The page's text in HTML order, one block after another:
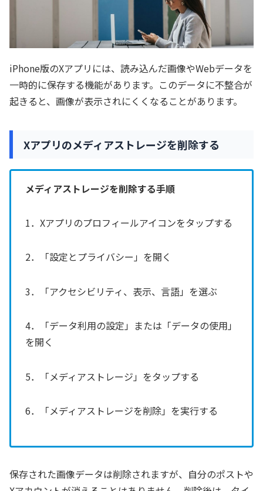
iPhone版のXアプリには、読み込んだ画像やWebデータを
一時的に保存する機能があります。このデータに不整合が
起きると、画像が表示されにくくなることがあります。
Xアプリのメディアストレージを削除する
メディアストレージを削除する手順
1．Xアプリのプロフィールアイコンをタップする
2．「設定とプライバシー」を開く
3．「アクセシビリティ、表示、言語」を選ぶ
4．「データ利用の設定」または「データの使用」
を開く
5．「メディアストレージ」をタップする
6．「メディアストレージを削除」を実行する
保存された画像データは削除されますが、自分のポストや